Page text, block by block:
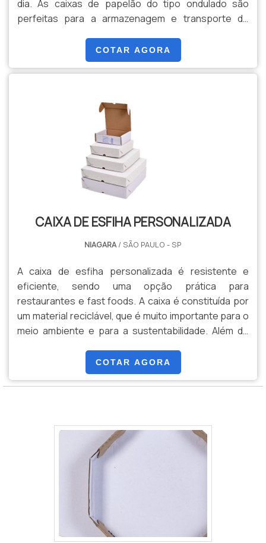
dia. As caixas de papelão do tipo ondulado são
perfeitas para a armazenagem e transporte de
facilmente transportadas, por conta de sua leveza.O
PRODUTO É SOLICITADO POR DIVERSOS
ESTABELECIMENTOSAs caixas de papelão podem
que podem ser escolhidos pelo cli.
COTAR AGORA
CAIXA DE ESFIHA PERSONALIZADA
NIAGARA/ SÃO PAULO - SP
A caixa de esfiha personalizada é resistente e
eficiente, sendo uma opção prática para
restaurantes e fast foods. A caixa é constituída por
um material reciclável, que é muito importante para o
meio ambiente e para a sustentabilidade. Além do
sendo muito transportadas por motoboys. Elas são
fundamentais para a organização de qualquer
alimento.O PRODUTO APRESENTA POSSIBILIDADE DE
COTAR AGORA